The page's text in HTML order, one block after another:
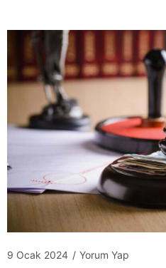
9 Ocak 2024 / Yorum Yap